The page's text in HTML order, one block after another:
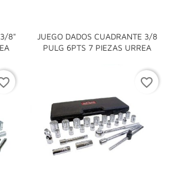
3/8"
JUEGO DADOS CUADRANTE 3/8
PULG 6PTS 7 PIEZAS URREA

favorite_border